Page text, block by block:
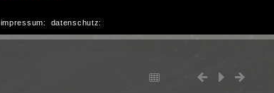
impressum: datenschutz: